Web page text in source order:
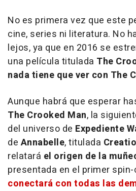
No es primera vez que este
cine, series ni literatura. No
lejos, ya que en 2016 se
una película titulada The
nada tiene que ver con The
Aunque habrá que esperar
The Crooked Man, la
del universo de Expediente
de Annabelle, titulada
relatará el origen de la
presentada en el primer
conectará con todas las